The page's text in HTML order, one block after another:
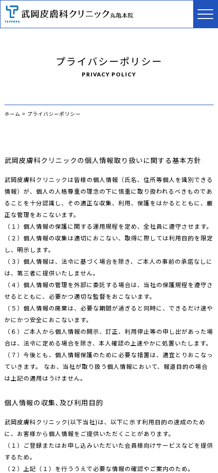
プライバシーポリシー
PRIVACY POLICY
ホーム > プライバシーポリシー
武岡皮膚科クリニックの個人情報取り扱いに関する基本方針
武岡皮膚科クリニックは皆様の個人情報（氏名、住所等個人を識別できる
情報）が、個人の人格尊重の理念の下に慎重に取り扱われるべきものであ
ることを十分認識し、その適正な収集、利用、保護をはかるとともに、厳
正な管理をおこないます。
（１）個人情報の保護に関する運用規程を定め、全社員に遵守させます。
（２）個人情報の収集は適切におこない、取得に際しては利用目的を限定
し、明示します。
（３）個人情報は、法令に基づく場合を除き、ご本人の事前の承諾なしに
は、第三者に提供いたしません。
（４）個人情報の管理を外部に委託する場合は、当社の保護規程を遵守さ
せるとともに、必要かつ適切な監督をおこないます。
（５）個人情報の廃棄は、必要な期間が過ぎると同時に、できるだけ速や
かにかつ安全におこないます。
（６）ご本人から個人情報の開示、訂正、利用停止等の申し出があった場
合は、法令に定める場合を除き、本人確認の上速やかに処置いたします。
（７）今後とも、個人情報保護のために必要な措置は、適宜とりおこなっ
ていきます。 なお、当社が取り扱う個人情報において、報道目的の場合
は上記の適用はうけません。
個人情報の収集､及び利用目的
武岡皮膚科クリニック(以下当社)は、以下に示す利用目的の達成のため
に、お客様から個人情報をご提供いただくことがあります。
（１）ご登録またはお申し込みいただいた会員様向けサービスなどを提供
するため。
（２）上記（１）を行ううえで必要な情報の確認やご案内のため。